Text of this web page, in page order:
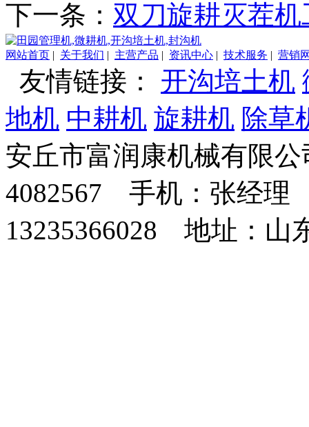
下一条： 双刀旋耕灭茬
网站首页 | 关于我们 | 主营产品 | 资讯中心 | 技术服务 | 营销
友情链接： 开沟培土机
地机 中耕机 旋耕机 除草
安丘市富润康机械有限
4082567 手机：张经
13235366028 地址：山